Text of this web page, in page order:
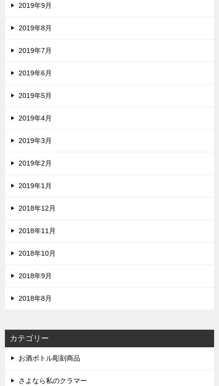
2019年9月
2019年8月
2019年7月
2019年6月
2019年5月
2019年4月
2019年3月
2019年2月
2019年1月
2018年12月
2018年11月
2018年10月
2018年9月
2018年8月
カテゴリー
お酒ボトル彫刻商品
さよなら私のクラマー